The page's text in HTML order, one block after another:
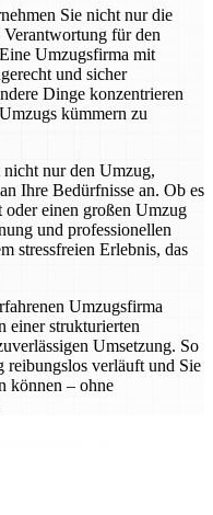
Sie nicht nur die
für den
Umzugsfirma mit
und sicher
Dinge konzentrieren
kümmern zu
nur den Umzug,
Ihre Bedürfnisse an. Ob es
einen großen Umzug
und professionellen
stressfreien Erlebnis, das
Umzugsfirma
einer strukturierten
Umsetzung. So
reibungslos verläuft und Sie
können – ohne